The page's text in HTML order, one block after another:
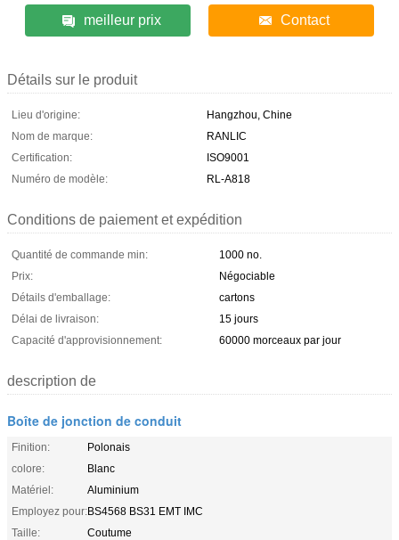
meilleur prix Contact
Détails sur le produit
Lieu d'origine:
Hangzhou, Chine
Nom de marque:
RANLIC
Certification:
ISO9001
Numéro de modèle:
RL-A818
Conditions de paiement et expédition
Quantité de commande min:
1000 no.
Prix:
Négociable
Détails d'emballage:
cartons
Délai de livraison:
15 jours
Capacité d'approvisionnement:
60000 morceaux par jour
description de
Boîte de jonction de conduit
Finition:
Polonais
colore:
Blanc
Matériel:
Aluminium
Employez pour:BS4568 BS31 EMT IMC
Taille:
Coutume